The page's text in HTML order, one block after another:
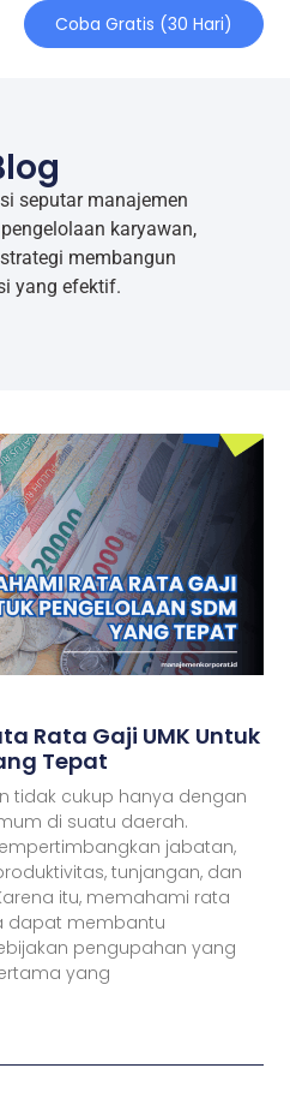
Coba Gratis (30 Hari)
seputar manajemen
karyawan,
membangun
yang efektif.
Rata Gaji UMK Untuk
Tepat
tidak cukup hanya dengan
di suatu daerah.
jabatan,
tunjangan, dan
itu, memahami rata
dapat membantu
pengupahan yang
yang